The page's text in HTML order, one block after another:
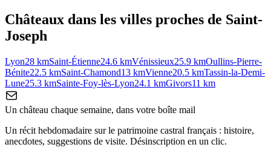
Châteaux dans les villes proches de Saint-
Joseph
Lyon28 kmSaint-Étienne24.6 kmVénissieux25.9 kmOullins-Pierre-
Bénite22.5 kmSaint-Chamond13 kmVienne20.5 kmTassin-la-Demi-
Lune25.3 kmSainte-Foy-lès-Lyon24.1 kmGivors11 km
Un château chaque semaine, dans votre boîte mail
Un récit hebdomadaire sur le patrimoine castral français : histoire,
anecdotes, suggestions de visite. Désinscription en un clic.